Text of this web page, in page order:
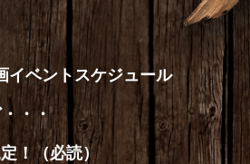
イベントスケジュール
・・
！（必読）